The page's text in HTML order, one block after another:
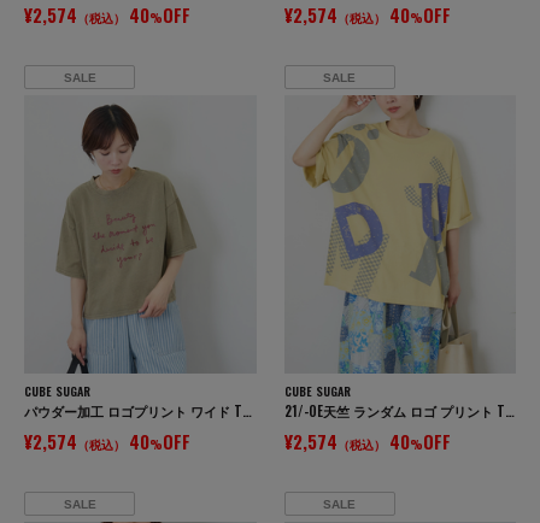
¥2,574 （税込） 40%OFF ¥2,574 （税込） 40%OFF
SALE
CUBE SUGAR
パウダー加工 ロゴプリント ワイド Tシャツ
¥2,574 （税込） 40%OFF
SALE
CUBE SUGAR
21/-OE天竺 ランダム ロゴ プリント Tシャツ
¥2,574 （税込） 40%OFF
SALE SALE